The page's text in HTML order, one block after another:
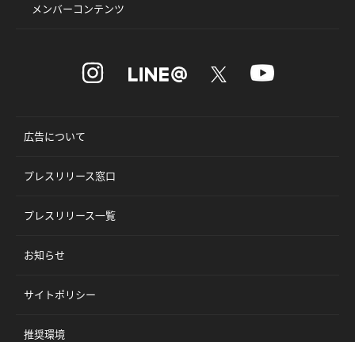
メンバーコンテンツ
広告について
プレスリリース窓口
プレスリリース一覧
お知らせ
サイトポリシー
推奨環境